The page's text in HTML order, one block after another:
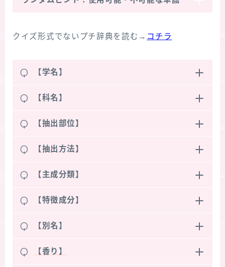
クイズ形式でないプチ辞典を読む→ コチラ
Q 【学名】
Q 【科名】
Q 【抽出部位】
Q 【抽出方法】
Q 【主成分類】
Q 【特徴成分】
Q 【別名】
Q 【香り】